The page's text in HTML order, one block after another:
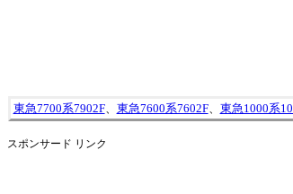
東急7700系7902F、 東急7600系7602F、 東急1000系
スポンサード リンク